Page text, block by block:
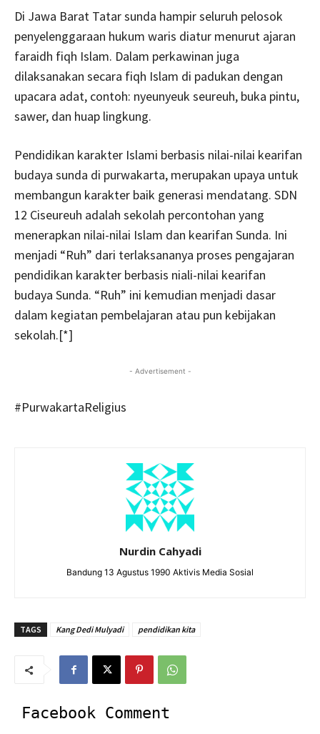
Di Jawa Barat Tatar sunda hampir seluruh pelosok
penyelenggaraan hukum waris diatur menurut ajaran
faraidh fiqh Islam. Dalam perkawinan juga
dilaksanakan secara fiqh Islam di padukan dengan
upacara adat, contoh: nyeunyeuk seureuh, buka pintu,
sawer, dan huap lingkung.
Pendidikan karakter Islami berbasis nilai-nilai kearifan
budaya sunda di purwakarta, merupakan upaya untuk
membangun karakter baik generasi mendatang. SDN
12 Ciseureuh adalah sekolah percontohan yang
menerapkan nilai-nilai Islam dan kearifan Sunda. Ini
menjadi “Ruh” dari terlaksananya proses pengajaran
pendidikan karakter berbasis niali-nilai kearifan
budaya Sunda. “Ruh” ini kemudian menjadi dasar
dalam kegiatan pembelajaran atau pun kebijakan
sekolah.[*]
- Advertisement -
#PurwakartaReligius
Nurdin Cahyadi
Bandung 13 Agustus 1990 Aktivis Media Sosial
TAGS Kang Dedi Mulyadi pendidikan kita
Facebook Comment